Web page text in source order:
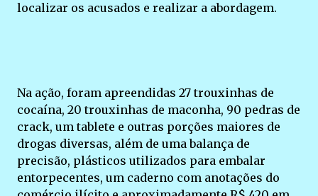
localizar os acusados e realizar a abordagem.
Na ação, foram apreendidas 27 trouxinhas de
cocaína, 20 trouxinhas de maconha, 90 pedras de
crack, um tablete e outras porções maiores de
drogas diversas, além de uma balança de
precisão, plásticos utilizados para embalar
entorpecentes, um caderno com anotações do